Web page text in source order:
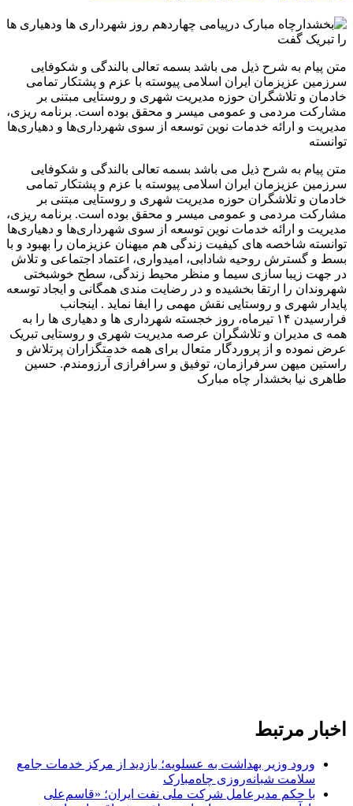
متن پیام به شرح ذیل می باشد بسمه تعالی بالندگی و شکوفایی
سرزمین عزیزمان ایران اسلامی پیوسته با عزم و پشتکار تمامی
خادمان و تلاشگران حوزه مدیریت شهری و روستایی مبتنی بر
مشارکت مردمی و عمومی میسر و محقق بوده است. برنامه­ ریزی،
مدیریت و ارائه خدمات نوین توسعه از سوی شهرداری‌ها و دهیاری‌ها
توانسته
متن پیام به شرح ذیل می باشد بسمه تعالی بالندگی و شکوفایی
سرزمین عزیزمان ایران اسلامی پیوسته با عزم و پشتکار تمامی
خادمان و تلاشگران حوزه مدیریت شهری و روستایی مبتنی بر
مشارکت مردمی و عمومی میسر و محقق بوده است. برنامه­ ریزی،
مدیریت و ارائه خدمات نوین توسعه از سوی شهرداری‌ها و دهیاری‌ها
توانسته شاخصه­ های کیفیت زندگی هم­ میهنان عزیزمان را بهبود و با
بسط و گسترش روحیه شادابی، امیدواری، اعتماد اجتماعی و تلاش
در جهت زیبا سازی سیما و منظر محیط زندگی، سطح خوشبختی
شهروندان را ارتقا بخشیده و در رضایت مندی همگانی و ایجاد توسعه
پایدار شهری و روستایی نقش مهمی را ایفا نماید . اینجانب
فرارسیدن ۱۴ تیرماه، روز خجسته شهرداری ها و دهیاری ها را به
همه ی مدیران و تلاشگران عرصه مدیریت شهری و روستایی تبریک
عرض نموده و از پروردگار متعال برای همه خدمتگزاران پرتلاش و
راستین میهن سرفرازمان، توفیق و سرافرازی آرزومندم. حسین
طاهری نیا بخشدار چاه مبارک
اخبار مرتبط
ورود وزیر بهداشت به عسلویه؛ بازدید از مرکز خدمات جامع
سلامت شبانه‌روزی چاه‌مبارک
با حکم مدیرعامل شرکت ملی نفت ایران؛ «قاسم‌علی